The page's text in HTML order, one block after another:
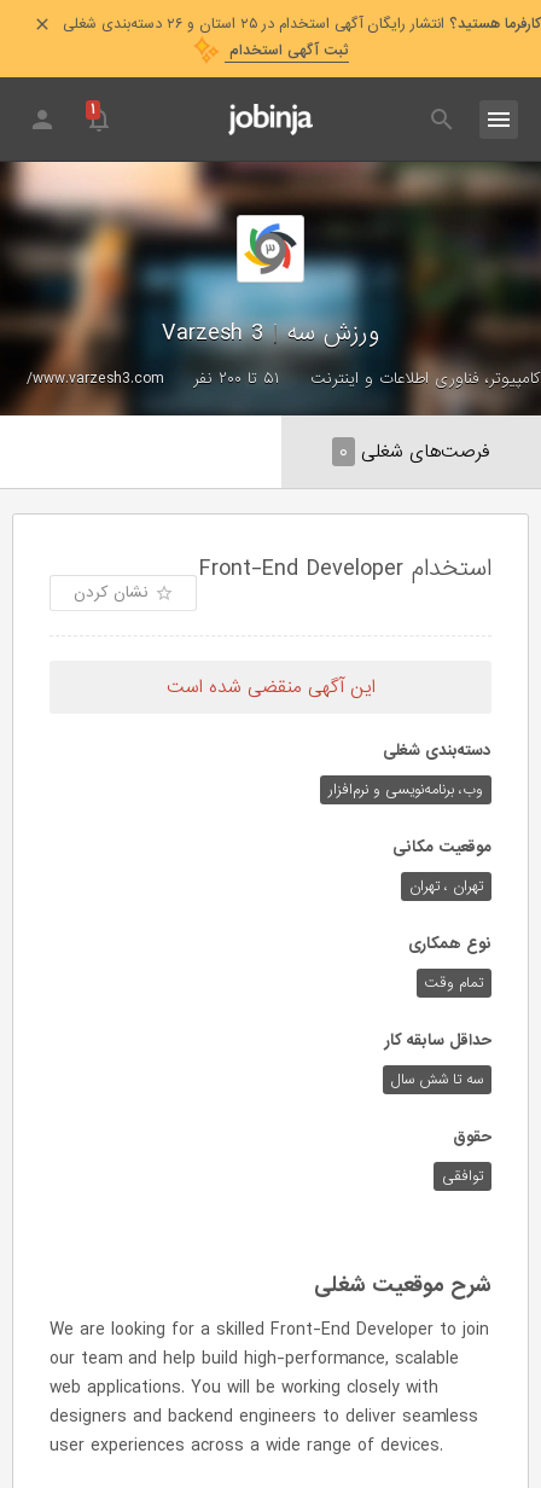
کارفرما هستید؟ انتشار رایگان آگهی استخدام در ۲۵ استان و ۲۶ دسته‌بندی شغلی
ثبت آگهی استخدام
۱
ورزش سه|
Varzesh 3
کامپیوتر، فناوری اطلاعات و اینترنت ۵۱ تا ۲۰۰ نفر www.varzesh3.com/
فرصت‌های شغلی ۰
استخدام Front-End Developer
نشان کردن
این آگهی منقضی شده است
دسته‌بندی شغلی
وب،‌ برنامه‌نویسی و نرم‌افزار
موقعیت مکانی
تهران ، تهران
نوع همکاری
تمام وقت
حداقل سابقه کار
سه تا شش سال
حقوق
توافقی
شرح موقعیت شغلی
We are looking for a skilled Front-End Developer to join
our team and help build high-performance, scalable
web applications. You will be working closely with
designers and backend engineers to deliver seamless
user experiences across a wide range of devices.